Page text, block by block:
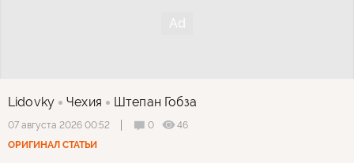
Lidovky Чехия Штепан Гобза
07 августа 2026 00:52 0
46
ОРИГИНАЛ СТАТЬИ